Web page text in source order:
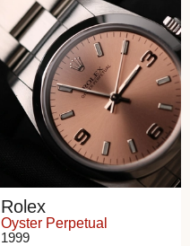
Rolex
Oyster Perpetual
1999